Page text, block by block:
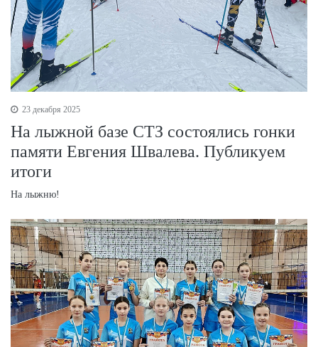
23 декабря 2025
На лыжной базе СТЗ состоялись гонки
памяти Евгения Швалева. Публикуем
итоги
На лыжню!